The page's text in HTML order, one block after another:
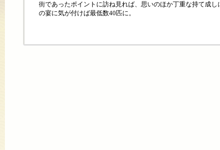
街であったポイントに訪ね見れば、思いのほか丁重な持て成
の宴に気が付けば最低数40匹に。